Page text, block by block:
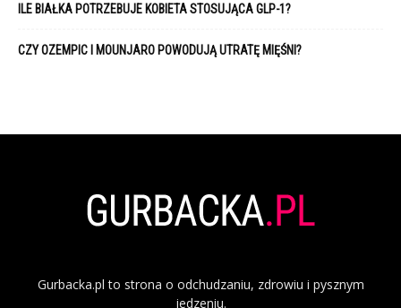
ILE BIAŁKA POTRZEBUJE KOBIETA STOSUJĄCA GLP-1?
CZY OZEMPIC I MOUNJARO POWODUJĄ UTRATĘ MIĘŚNI?
Gurbacka.pl to strona o odchudzaniu, zdrowiu i pysznym
jedzeniu.